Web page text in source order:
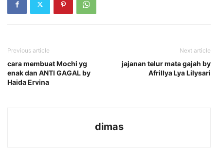
Previous article
cara membuat Mochi yg
enak dan ANTI GAGAL by
Haida Ervina
Next article
jajanan telur mata gajah by
Afrillya Lya Lilysari
dimas